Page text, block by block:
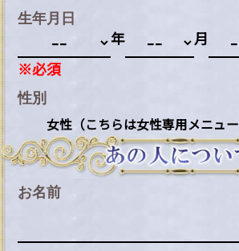
生年月日
年 月
※必須
性別
女性（こちらは女性専用メニュー
お名前